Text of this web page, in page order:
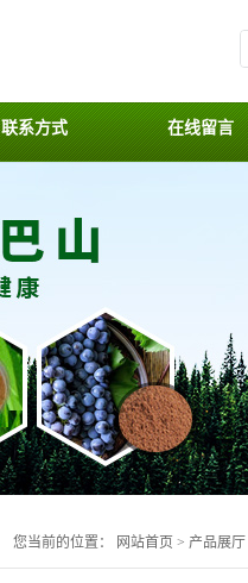
联系方式 在线留言
您当前的位置： 网站首页 > 产品展厅